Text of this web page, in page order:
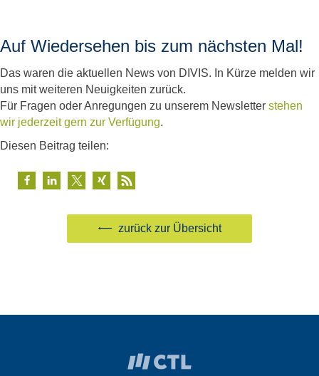
Auf Wiedersehen bis zum nächsten Mal!
Das waren die aktuellen News von DIVIS. In Kürze melden wir
uns mit weiteren Neuigkeiten zurück.
Für Fragen oder Anregungen zu unserem Newsletter stehen
wir jederzeit gern zur Verfügung.
Diesen Beitrag teilen:
zurück zur Übersicht